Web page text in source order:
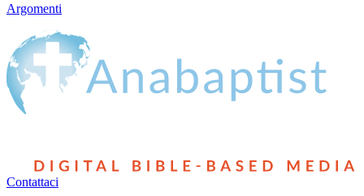
Argomenti
Contattaci